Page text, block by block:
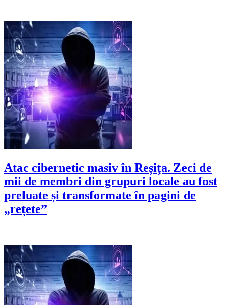
Atac cibernetic masiv în Reșița. Zeci de
mii de membri din grupuri locale au fost
preluate și transformate în pagini de
„rețete”